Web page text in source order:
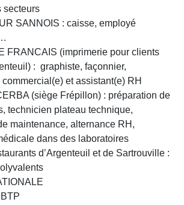
secteurs
SANNOIS : caisse, employé
FRANCAIS (imprimerie pour clients
: graphiste, façonnier,
et assistant(e) RH
(siège Frépillon) : préparation de
technicien plateau technique,
maintenance, alternance RH,
dans des laboratoires
d’Argenteuil et de Sartrouville :